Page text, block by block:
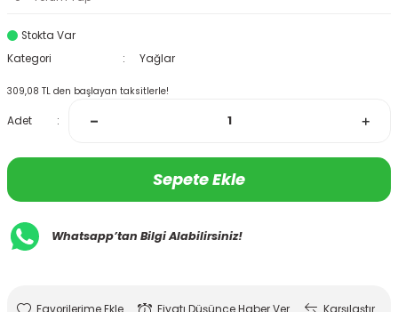
Stokta Var
Kategori
Yağlar
309,08 TL den başlayan taksitlerle!
Adet
Sepete Ekle
Whatsapp’tan Bilgi Alabilirsiniz!